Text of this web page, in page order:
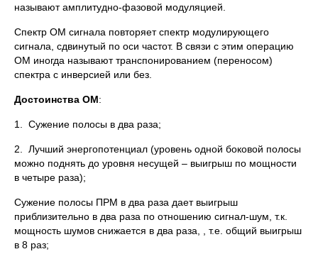
называют амплитудно-фазовой модуляцией.
Спектр ОМ сигнала повторяет спектр модулирующего
сигнала, сдвинутый по оси частот. В связи с этим операцию
ОМ иногда называют транспонированием (переносом)
спектра с инверсией или без.
Достоинства ОМ:
1. Сужение полосы в два раза;
2. Лучший энергопотенциал (уровень одной боковой полосы
можно поднять до уровня несущей – выигрыш по мощности
в четыре раза);
Сужение полосы ПРМ в два раза дает выигрыш
приблизительно в два раза по отношению сигнал-шум, т.к.
мощность шумов снижается в два раза, , т.е. общий выигрыш
в 8 раз;